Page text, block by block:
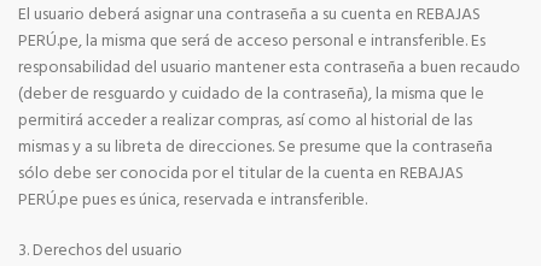
El usuario deberá asignar una contraseña a su cuenta en REBAJAS
PERÚ.pe, la misma que será de acceso personal e intransferible. Es
responsabilidad del usuario mantener esta contraseña a buen recaudo
(deber de resguardo y cuidado de la contraseña), la misma que le
permitirá acceder a realizar compras, así como al historial de las
mismas y a su libreta de direcciones. Se presume que la contraseña
sólo debe ser conocida por el titular de la cuenta en REBAJAS
PERÚ.pe pues es única, reservada e intransferible.
3. Derechos del usuario